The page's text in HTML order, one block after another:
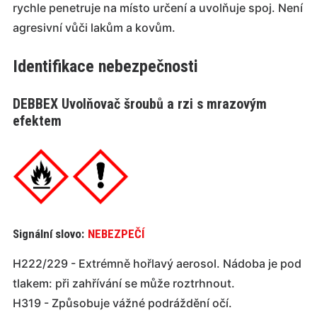
rychle penetruje na místo určení a uvolňuje spoj. Není
agresivní vůči lakům a kovům.
Identifikace nebezpečnosti
DEBBEX Uvolňovač šroubů a rzi s mrazovým
efektem
Signální slovo: NEBEZPEČÍ
H222/229 - Extrémně hořlavý aerosol. Nádoba je pod
tlakem: při zahřívání se může roztrhnout.
H319 - Způsobuje vážné podráždění očí.